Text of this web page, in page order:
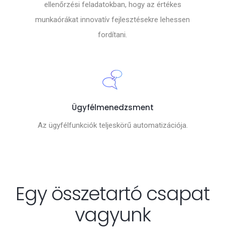
ellenőrzési feladatokban, hogy az értékes
munkaórákat innovatív fejlesztésekre lehessen
fordítani.
Ügyfélmenedzsment
Az ügyfélfunkciók teljeskörű automatizációja.
Egy összetartó csapat
vagyunk